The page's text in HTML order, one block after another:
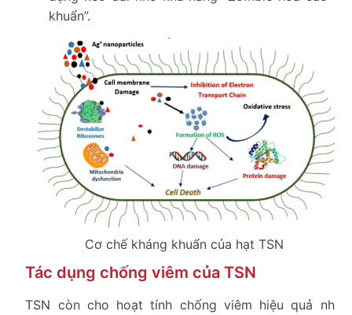
khuẩn”.
Cơ chế kháng khuẩn của hạt TSN
Tác dụng chống viêm của TSN
TSN còn cho hoạt tính chống viêm hiệu quả nhờ